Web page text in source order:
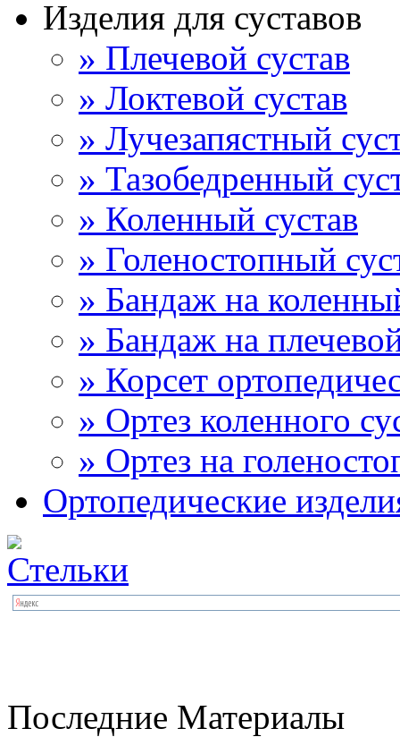
Изделия для суставов
» Плечевой сустав
» Локтевой сустав
» Лучезапястный
» Тазобедренный
» Коленный сустав
» Голеностопный
» Бандаж на
» Бандаж на
» Корсет
» Ортез коленного
» Ортез на
Ортопедические
Последние Материалы